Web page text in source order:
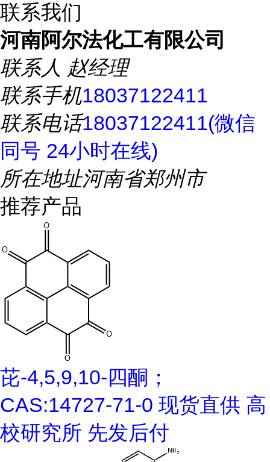
联系我们
河南阿尔法化工有限公司
联系人 赵经理
联系手机18037122411
联系电话18037122411(微信
同号 24小时在线)
所在地址河南省郑州市
推荐产品
芘-4,5,9,10-四酮；
CAS:14727-71-0 现货直供 高
校研究所 先发后付